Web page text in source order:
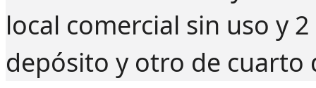
local comercial sin uso y
depósito y otro de cuarto